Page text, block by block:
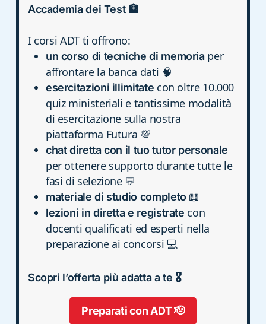
Accademia dei Test 🏦
I corsi ADT ti offrono:
un corso di tecniche di memoriaper
affrontare la banca dati 🧠
esercitazioni illimitate con oltre 10.000
quiz ministeriali e tantissime modalità
di esercitazione sulla nostra
piattaforma Futura 💯
chat diretta con il tuo tutor personale
per ottenere supporto durante tutte le
fasi di selezione 💬
materiale di studio completo📖
lezioni in diretta e registrate con
docenti qualificati ed esperti nella
preparazione ai concorsi 💻
Scopri l’offerta più adatta a te 🎖
Preparati con ADT 🫡